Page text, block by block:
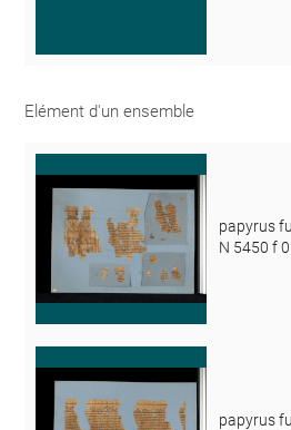
Elément d'un ensemble
papyrus
N 5450 f
papyrus